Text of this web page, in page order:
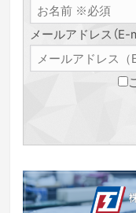
メールアドレス（E-